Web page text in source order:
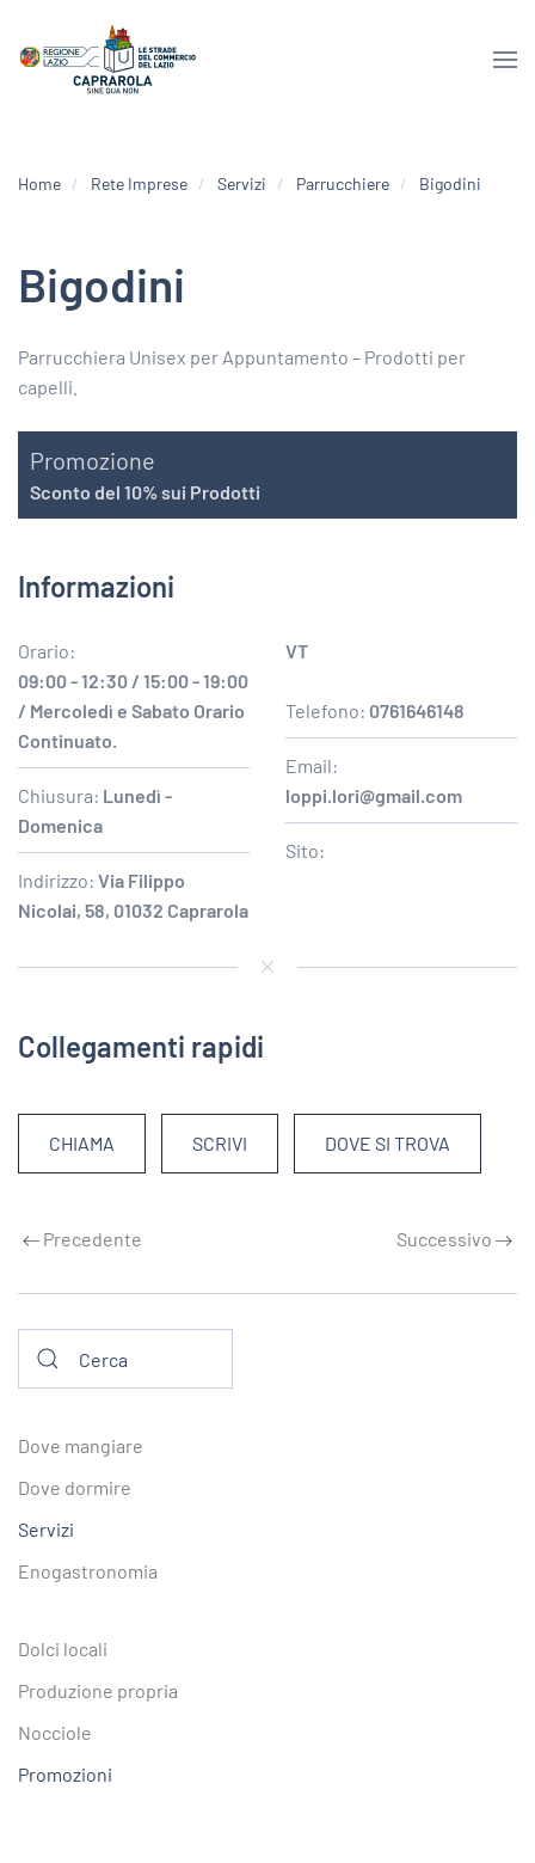
Home Rete Imprese Servizi Parrucchiere Bigodini
Bigodini
Parrucchiera Unisex per Appuntamento – Prodotti per
capelli.
Promozione
Sconto del 10% sui Prodotti
Informazioni
Orario:
09:00 - 12:30 / 15:00 - 19:00
/ Mercoledì e Sabato Orario
Continuato.
Chiusura: Lunedì -
Domenica
Indirizzo: Via Filippo
Nicolai, 58, 01032 Caprarola
VT
Telefono: 0761646148
Email:
loppi.lori@gmail.com
Sito:
Collegamenti rapidi
CHIAMA SCRIVI DOVE SI TROVA
Precedente Successivo
Dove mangiare
Dove dormire
Servizi
Enogastronomia
Dolci locali
Produzione propria
Nocciole
Promozioni